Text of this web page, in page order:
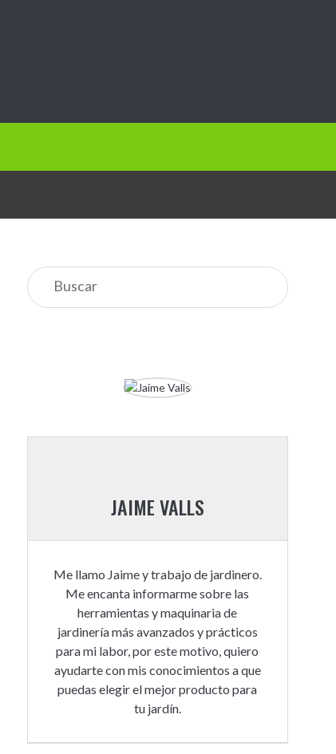
JAIME VALLS
Me llamo Jaime y trabajo de jardinero.
Me encanta informarme sobre las
herramientas y maquinaria de
jardinería más avanzados y prácticos
para mi labor, por este motivo, quiero
ayudarte con mis conocimientos a que
puedas elegir el mejor producto para
tu jardín.